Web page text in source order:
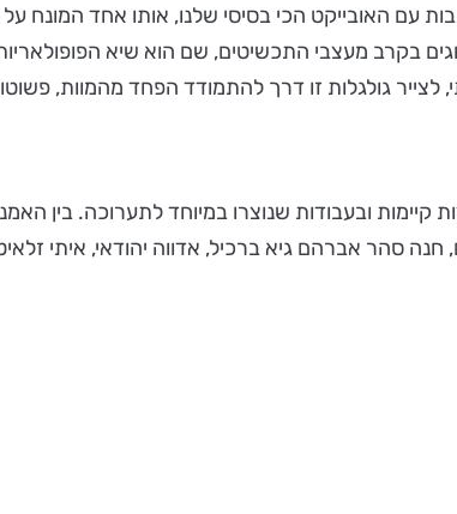
האובייקט הכי בסיסי שלנו, אותו אחד המונח
בקרב מעצבי התכשיטים, שם הוא שיא
גולגלות זו דרך להתמודד הפחד מהמוות,
ובעבודות שנוצרו במיוחד לתערוכה. בין
סהר אברהם גיא ברכיל, אדווה יהודאי, איתי